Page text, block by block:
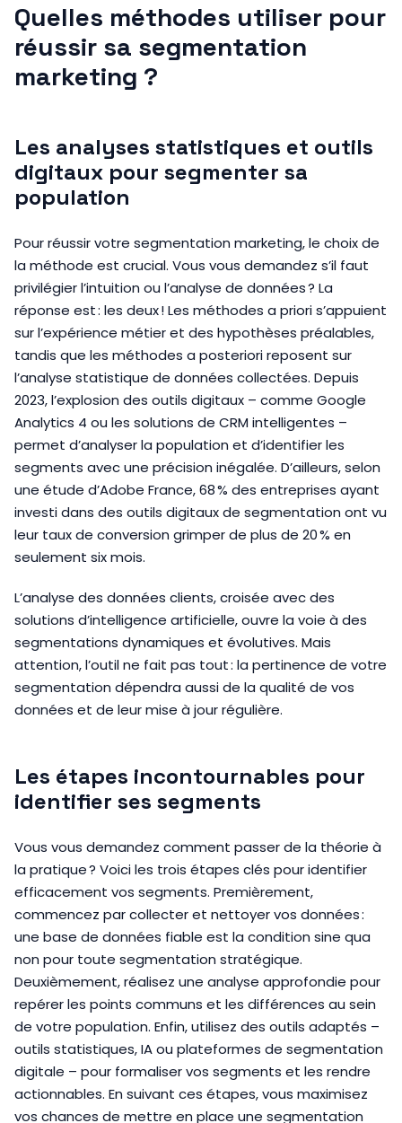
Quelles méthodes utiliser pour
réussir sa segmentation
marketing ?
Les analyses statistiques et outils
digitaux pour segmenter sa
population
Pour réussir votre segmentation marketing, le choix de
la méthode est crucial. Vous vous demandez s’il faut
privilégier l’intuition ou l’analyse de données ? La
réponse est : les deux ! Les méthodes a priori s’appuient
sur l’expérience métier et des hypothèses préalables,
tandis que les méthodes a posteriori reposent sur
l’analyse statistique de données collectées. Depuis
2023, l’explosion des outils digitaux – comme Google
Analytics 4 ou les solutions de CRM intelligentes –
permet d’analyser la population et d’identifier les
segments avec une précision inégalée. D’ailleurs, selon
une étude d’Adobe France, 68 % des entreprises ayant
investi dans des outils digitaux de segmentation ont vu
leur taux de conversion grimper de plus de 20 % en
seulement six mois.
L’analyse des données clients, croisée avec des
solutions d’intelligence artificielle, ouvre la voie à des
segmentations dynamiques et évolutives. Mais
attention, l’outil ne fait pas tout : la pertinence de votre
segmentation dépendra aussi de la qualité de vos
données et de leur mise à jour régulière.
Les étapes incontournables pour
identifier ses segments
Vous vous demandez comment passer de la théorie à
la pratique ? Voici les trois étapes clés pour identifier
efficacement vos segments. Premièrement,
commencez par collecter et nettoyer vos données :
une base de données fiable est la condition sine qua
non pour toute segmentation stratégique.
Deuxièmement, réalisez une analyse approfondie pour
repérer les points communs et les différences au sein
de votre population. Enfin, utilisez des outils adaptés –
outils statistiques, IA ou plateformes de segmentation
digitale – pour formaliser vos segments et les rendre
actionnables. En suivant ces étapes, vous maximisez
vos chances de mettre en place une segmentation